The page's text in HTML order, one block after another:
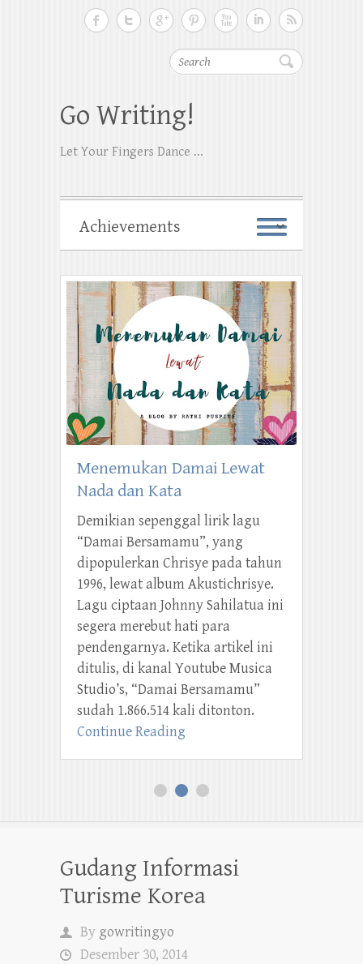
Search
Go Writing!
Let Your Fingers Dance ...
Menemukan Damai Lewat
Nada dan Kata
Demikian sepenggal lirik lagu
“Damai Bersamamu”, yang
dipopulerkan Chrisye pada tahun
1996, lewat album Akustichrisye.
Lagu ciptaan Johnny Sahilatua ini
segera merebut hati para
pendengarnya. Ketika artikel ini
ditulis, di kanal Youtube Musica
Studio’s, “Damai Bersamamu”
sudah 1.866.514 kali ditonton.
Continue Reading
1 2 3
Gudang Informasi
Turisme Korea
By gowritingyo
Desember 30, 2014